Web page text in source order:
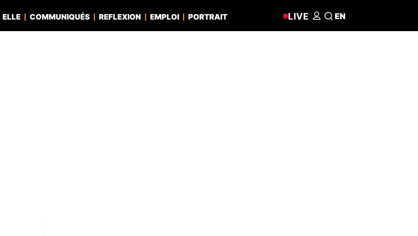
ELLE COMMUNIQUÉS REFLEXION EMPLOI PORTRAIT LIVE EN